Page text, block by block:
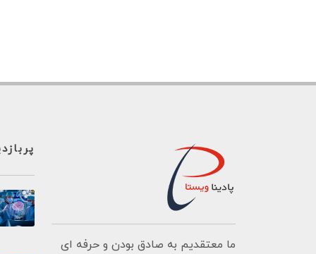
ما معتقدیم به صادق بودن و حرفه ای